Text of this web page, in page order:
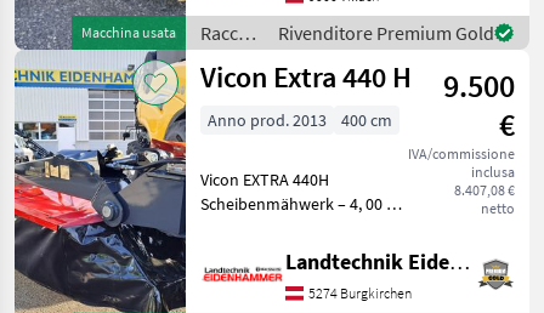
Macchina usata
triangolare Weiste, chiusura
rapida delle lame, con
dispos
Raccolta
mangimi
/ Krone
Rivenditore Premium Gold
Vicon Extra 440 H
9.500
€
IVA/commissione
inclusa
8.407,08 €
netto
Anno prod. 2013 400 cm
Vicon EXTRA 440H
Scheibenmähwerk – 4, 00 m
Arbeitsbreite: 4, 00 m -3
Klingen pro Mähscheibe -
Dreipunktanbau Kat. II -
Landtechnik Eidenhammer GmbH
5274 Burgkirchen